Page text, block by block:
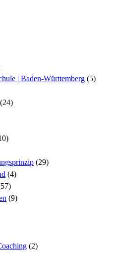
| Baden-Württemberg (5)
(24)
(29)
(4)
(9)
(2)